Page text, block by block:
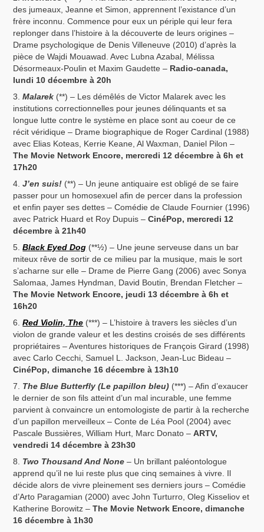
des jumeaux, Jeanne et Simon, apprennent l’existance d’un
frère inconnu. Commence pour eux un périple qui leur fera
replonger dans l’histoire à la découverte de leurs origines –
Drame psychologique de Denis Villeneuve (2010) d’après la
pièce de Wajdi Mouawad. Avec Lubna Azabal, Mélissa
Désormeaux-Poulin et Maxim Gaudette – Radio-canada,
lundi 10 décembre à 20h
Malarek (**) – Les démêlés de Victor Malarek avec les
institutions correctionnelles pour jeunes délinquants et sa
longue lutte contre le système en place sont au coeur de ce
récit véridique – Drame biographique de Roger Cardinal (1988)
avec Elias Koteas, Kerrie Keane, Al Waxman, Daniel Pilon –
The Movie Network Encore, mercredi 12 décembre à 6h et
17h20
J’en suis! (**) – Un jeune antiquaire est obligé de se faire
passer pour un homosexuel afin de percer dans la profession
et enfin payer ses dettes – Comédie de Claude Fournier (1996)
avec Patrick Huard et Roy Dupuis –CinéPop, mercredi 12
décembre à 21h40
Black Eyed Dog (**½) – Une jeune serveuse dans un bar
miteux rêve de sortir de ce milieu par la musique, mais le sort
s’acharne sur elle – Drame de Pierre Gang (2006) avec Sonya
Salomaa, James Hyndman, David Boutin, Brendan Fletcher –
The Movie Network Encore, jeudi 13 décembre à 6h et
16h20
Red Violin, The (***) – L’histoire à travers les siècles d’un
violon de grande valeur et les destins croisés de ses différents
propriétaires – Aventures historiques de François Girard (1998)
avec Carlo Cecchi, Samuel L. Jackson, Jean-Luc Bideau –
CinéPop, dimanche 16 décembre à 13h10
The Blue Butterfly (Le papillon bleu) (***) – Afin d’exaucer
le dernier de son fils atteint d’un mal incurable, une femme
parvient à convaincre un entomologiste de partir à la recherche
d’un papillon merveilleux – Conte de Léa Pool (2004) avec
Pascale Bussières, William Hurt, Marc Donato –ARTV,
vendredi 14 décembre à 23h30
Two Thousand And None – Un brillant paléontologue
apprend qu’il ne lui reste plus que cinq semaines à vivre. Il
décide alors de vivre pleinement ses derniers jours – Comédie
d’Arto Paragamian (2000) avec John Turturro, Oleg Kisseliov et
Katherine Borowitz –The Movie Network Encore, dimanche
16 décembre à 1h30